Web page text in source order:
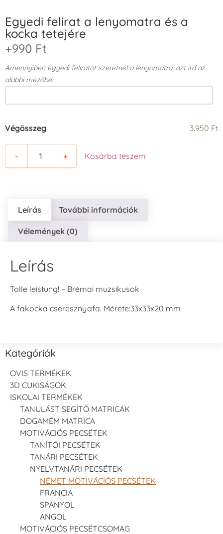
Egyedi felirat a lenyomatra és a
kocka tetejére
+990 Ft
Amennyiben egyedi feliratot szeretnél a lenyomatra, azt írd az
alábbi mezőbe.
Végösszeg 3.950 Ft
- + Kosárba teszem
Leírás További információk
Vélemények (0)
Leírás
Tolle leistung! – Brémai muzsikusok
A fakocka cseresznyafa. Mérete:33x33x20 mm
Kategóriák
OVIS TERMÉKEK
3D CUKISÁGOK
ISKOLAI TERMÉKEK
TANULÁST SEGÍTŐ MATRICÁK
DOGAMÉM MATRICA
MOTIVÁCIÓS PECSÉTEK
TANÍTÓI PECSÉTEK
TANÁRI PECSÉTEK
NYELVTANÁRI PECSÉTEK
NÉMET MOTIVÁCIÓS PECSÉTEK
FRANCIA
SPANYOL
ANGOL
MOTIVÁCIÓS PECSÉTCSOMAG